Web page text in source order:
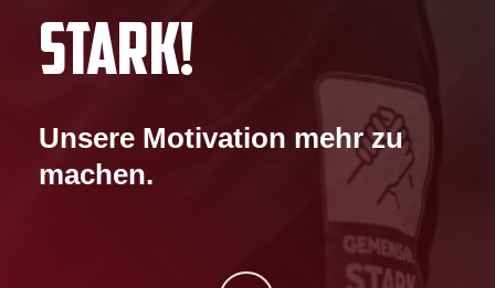
STARK!
Unsere Motivation mehr zu
machen.